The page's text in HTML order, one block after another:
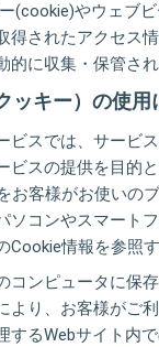
(cookie)やウェブ
得されたアクセス
的に収集・保管され
ッキー）の使用
ビスでは、サービ
ビスの提供を目的
お客様がお使いの
ソコンやスマート
Cookie情報を参照
コンピュータに保
より、お客様がご
するWebサイト内